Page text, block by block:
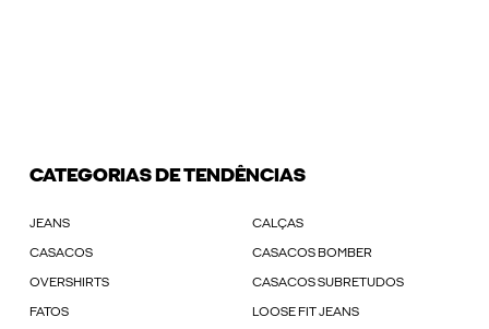
CATEGORIAS DE TENDÊNCIAS
JEANS CALÇAS
CASACOS CASACOS BOMBER
OVERSHIRTS CASACOS SUBRETUDOS
FATOS LOOSE FIT JEANS